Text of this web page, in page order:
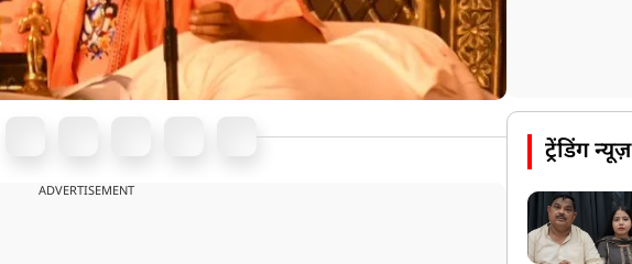
ADVERTISEMENT
ट्रेंडिंग न्यूज़